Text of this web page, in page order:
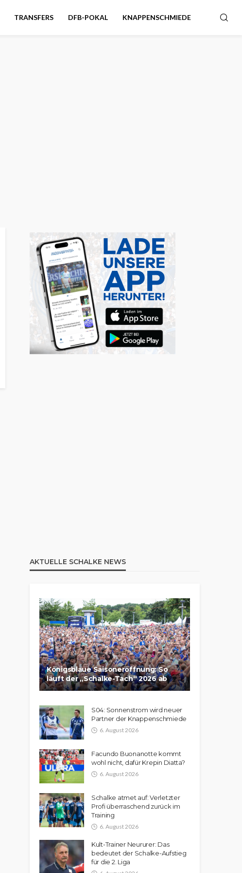
TRANSFERS DFB-POKAL KNAPPENSCHMIEDE
AKTUELLE SCHALKE NEWS
Königsblaue Saisoneröffnung: So
läuft der „Schalke-Tach“ 2026 ab
S04: Sonnenstrom wird neuer
Partner der Knappenschmiede
6. August 2026
Facundo Buonanotte kommt
wohl nicht, dafür Krepin Diatta?
6. August 2026
Schalke atmet auf: Verletzter
Profi überraschend zurück im
Training
6. August 2026
Kult-Trainer Neururer: Das
bedeutet der Schalke-Aufstieg
für die 2. Liga